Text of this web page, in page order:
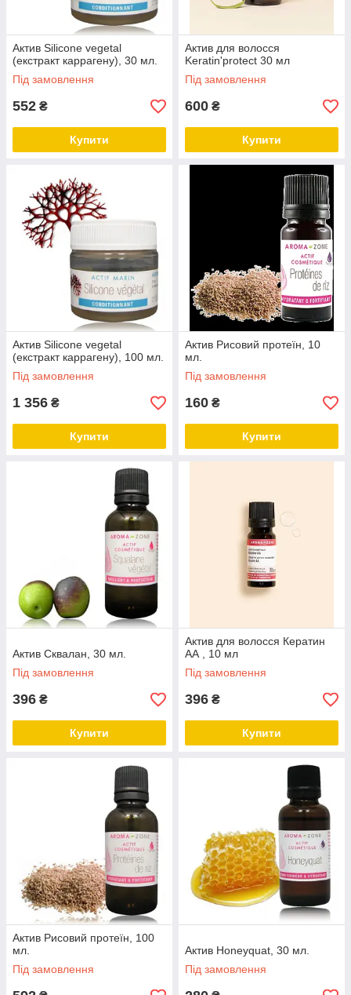
Актив Silicone vegetal
(екстракт каррагену), 30 мл.
Під замовлення
552 ₴
Купити
Актив для волосся
Keratin'protect 30 мл
Під замовлення
600 ₴
Купити
Актив Silicone vegetal
(екстракт каррагену), 100 мл.
Під замовлення
1 356 ₴
Купити
Актив Рисовий протеїн, 10
мл.
Під замовлення
160 ₴
Купити
Актив Сквалан, 30 мл.
Під замовлення
396 ₴
Купити
Актив для волосся Кератин
АА , 10 мл
Під замовлення
396 ₴
Купити
Актив Рисовий протеїн, 100
мл.
Під замовлення
Актив Honeyquat, 30 мл.
Під замовлення